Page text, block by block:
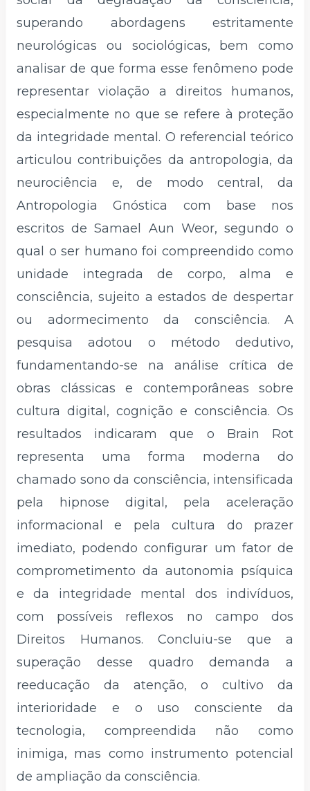
superando abordagens estritamente
neurológicas ou sociológicas, bem como
analisar de que forma esse fenômeno pode
representar violação a direitos humanos,
especialmente no que se refere à proteção
da integridade mental. O referencial teórico
articulou contribuições da antropologia, da
neurociência e, de modo central, da
Antropologia Gnóstica com base nos
escritos de Samael Aun Weor, segundo o
qual o ser humano foi compreendido como
unidade integrada de corpo, alma e
consciência, sujeito a estados de despertar
ou adormecimento da consciência. A
pesquisa adotou o método dedutivo,
fundamentando-se na análise crítica de
obras clássicas e contemporâneas sobre
cultura digital, cognição e consciência. Os
resultados indicaram que o Brain Rot
representa uma forma moderna do
chamado sono da consciência, intensificada
pela hipnose digital, pela aceleração
informacional e pela cultura do prazer
imediato, podendo configurar um fator de
comprometimento da autonomia psíquica
e da integridade mental dos indivíduos,
com possíveis reflexos no campo dos
Direitos Humanos. Concluiu-se que a
superação desse quadro demanda a
reeducação da atenção, o cultivo da
interioridade e o uso consciente da
tecnologia, compreendida não como
inimiga, mas como instrumento potencial
de ampliação da consciência.